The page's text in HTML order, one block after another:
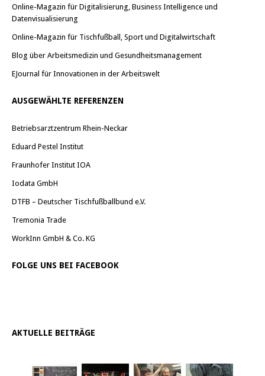
Online-Magazin für Digitalisierung, Business Intelligence und
Datenvisualisierung
Online-Magazin für Tischfußball, Sport und Digitalwirtschaft
Blog über Arbeitsmedizin und Gesundheitsmanagement
EJournal für Innovationen in der Arbeitswelt
AUSGEWÄHLTE REFERENZEN
Betriebsarztzentrum Rhein-Neckar
Eduard Pestel Institut
Fraunhofer Institut IOA
Iodata GmbH
DTFB – Deutscher Tischfußballbund e.V.
Tremonia Trade
WorkInn GmbH & Co. KG
FOLGE UNS BEI FACEBOOK
AKTUELLE BEITRÄGE